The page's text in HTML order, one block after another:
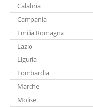
Calabria
Campania
Emilia Romagna
Lazio
Liguria
Lombardia
Marche
Molise